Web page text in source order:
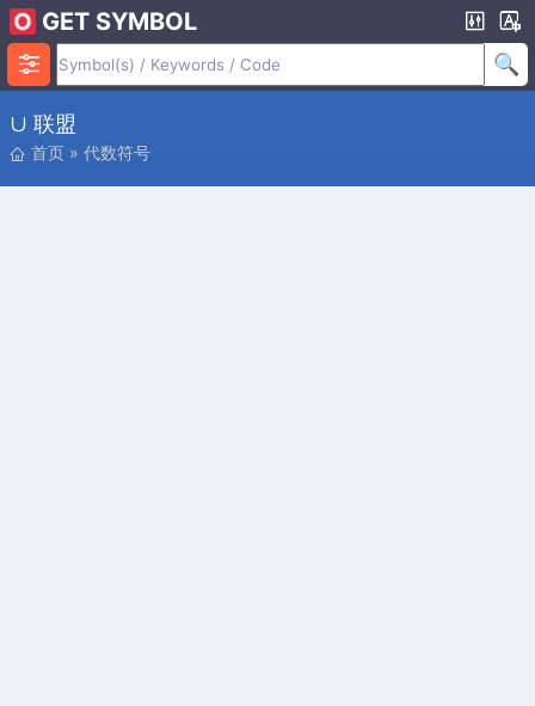
GET SYMBOL
∪ 联盟
首页 » 代数符号